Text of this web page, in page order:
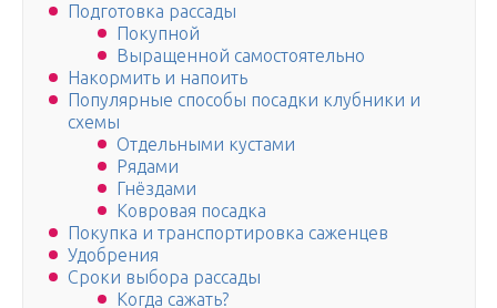
Подготовка рассады
Покупной
Выращенной самостоятельно
Накормить и напоить
Популярные способы посадки клубники и
схемы
Отдельными кустами
Рядами
Гнёздами
Ковровая посадка
Покупка и транспортировка саженцев
Удобрения
Сроки выбора рассады
Когда сажать?